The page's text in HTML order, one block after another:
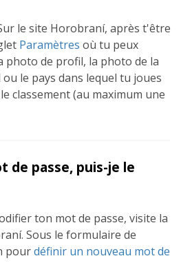
le site Horobraní, après t'être
Paramètres où tu peux
photo de profil, la photo de la
le pays dans lequel tu joues
classement (au maximum une
de passe, puis-je le
ton mot de passe, visite la
Sous le formulaire de
pourdéfinir un nouveau mot de